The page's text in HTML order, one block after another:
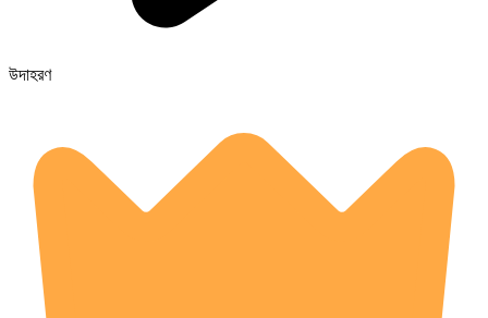
উদাহরণ